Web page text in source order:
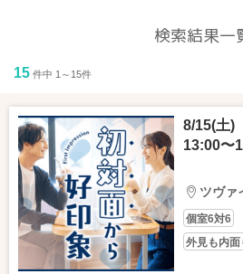
検索結果一
15 件中 1～15件
8/15(土)
13:00〜
ツヴァ
個室6対6
外見も内面